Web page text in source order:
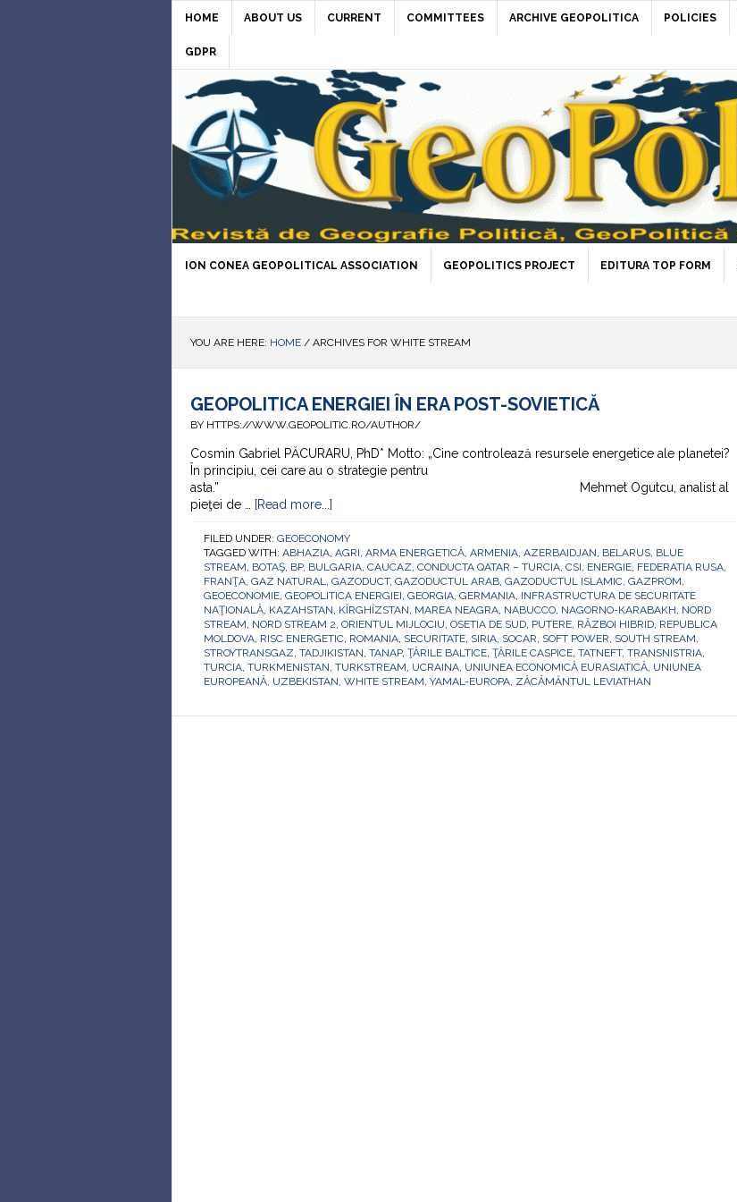
HOME ABOUT US CURRENT COMMITTEES ARCHIVE GEOPOLITICA POLICIES
GDPR
ION CONEA GEOPOLITICAL ASSOCIATION GEOPOLITICS PROJECT EDITURA TOP FORM
YOU ARE HERE: HOME / ARCHIVES FOR WHITE STREAM
GEOPOLITICA ENERGIEI ÎN ERA POST-SOVIETICĂ
BY HTTPS://WWW.GEOPOLITIC.RO/AUTHOR/
Cosmin Gabriel PĂCURARU, PhD* Motto: „Cine controlează resursele energetice ale planetei?
În principiu, cei care au o strategie pentru
asta.” Mehmet Ogutcu, analist al
pieţei de …
[Read more...]
FILED UNDER: GEOECONOMY
TAGGED WITH: ABHAZIA, AGRI, ARMA ENERGETICĂ, ARMENIA, AZERBAIDJAN, BELARUS, BLUE
STREAM, BOTAŞ, BP, BULGARIA, CAUCAZ, CONDUCTA QATAR – TURCIA, CSI, ENERGIE, FEDERATIA RUSA,
FRANŢA, GAZ NATURAL, GAZODUCT, GAZODUCTUL ARAB, GAZODUCTUL ISLAMIC, GAZPROM,
GEOECONOMIE, GEOPOLITICA ENERGIEI, GEORGIA, GERMANIA, INFRASTRUCTURA DE SECURITATE
NAŢIONALĂ, KAZAHSTAN, KÎRGHÎZSTAN, MAREA NEAGRA, NABUCCO, NAGORNO-KARABAKH, NORD
STREAM, NORD STREAM 2, ORIENTUL MIJLOCIU, OSETIA DE SUD, PUTERE, RĂZBOI HIBRID, REPUBLICA
MOLDOVA, RISC ENERGETIC, ROMANIA, SECURITATE, SIRIA, SOCAR, SOFT POWER, SOUTH STREAM,
STROYTRANSGAZ, TADJIKISTAN, TANAP, ŢĂRILE BALTICE, ŢĂRILE CASPICE, TATNEFT, TRANSNISTRIA,
TURCIA, TURKMENISTAN, TURKSTREAM, UCRAINA, UNIUNEA ECONOMICĂ EURASIATICĂ, UNIUNEA
EUROPEANĂ, UZBEKISTAN, WHITE STREAM, YAMAL-EUROPA, ZĂCĂMÂNTUL LEVIATHAN